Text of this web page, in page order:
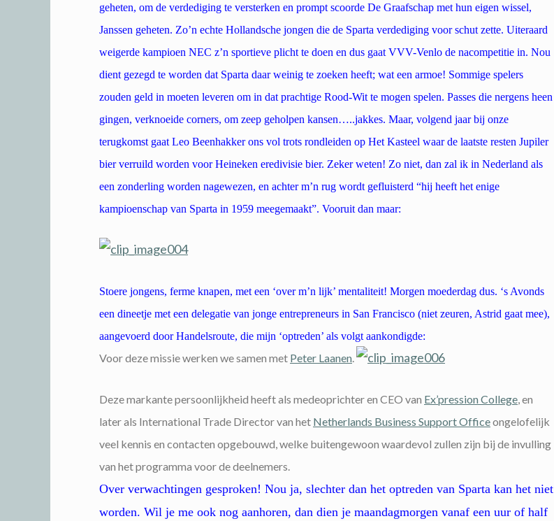
geheten, om de verdediging te versterken en prompt scoorde De Graafschap met hun eigen wissel,
Janssen geheten. Zo’n echte Hollandsche jongen die de Sparta verdediging voor schut zette. Uiteraard
weigerde kampioen NEC z’n sportieve plicht te doen en dus gaat VVV-Venlo de nacompetitie in. Nou
dient gezegd te worden dat Sparta daar weinig te zoeken heeft; wat een armoe! Sommige spelers
zouden geld in moeten leveren om in dat prachtige Rood-Wit te mogen spelen. Passes die nergens heen
gingen, verknoeide corners, om zeep geholpen kansen…..jakkes. Maar, volgend jaar bij onze
terugkomst gaat Leo Beenhakker ons vol trots rondleiden op Het Kasteel waar de laatste resten Jupiler
bier verruild worden voor Heineken eredivisie bier. Zeker weten! Zo niet, dan zal ik in Nederland als
een zonderling worden nagewezen, en achter m’n rug wordt gefluisterd “hij heeft het enige
kampioenschap van Sparta in 1959 meegemaakt”. Vooruit dan maar:
Stoere jongens, ferme knapen, met een ‘over m’n lijk’ mentaliteit! Morgen moederdag dus. ‘s Avonds
een dineetje met een delegatie van jonge entrepreneurs in San Francisco (niet zeuren, Astrid gaat mee),
aangevoerd door Handelsroute, die mijn ‘optreden’ als volgt aankondigde:
Voor deze missie werken we samen met Peter Laanen
Deze markante persoonlijkheid heeft als medeoprichter en CEO van Ex’pression College , en
later als International Trade Director van het Netherlands Business Support Officeongelofelijk
veel kennis en contacten opgebouwd, welke buitengewoon waardevol zullen zijn bij de invulling
van het programma voor de deelnemers.
Over verwachtingen gesproken! Nou ja, slechter dan het optreden van Sparta kan het niet
worden. Wil je me ook nog aanhoren, dan dien je maandagmorgen vanaf een uur of half